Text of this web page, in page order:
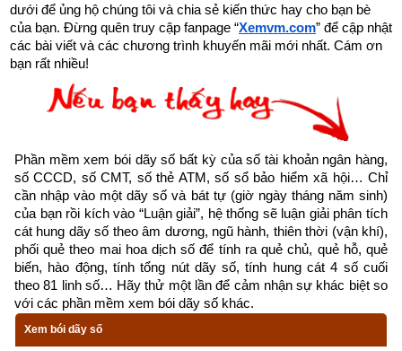
Kinh dịch là gì? Nguồn gốc kinh dịch
Kinh Dịch là một bộ thiên cổ kì thư. Đa số cho rằng Kinh Dịch
chỉ để xem bói hay đoán biết vận mệnh của ai đó là hiểu biết
rất sơ khai và nông cạn. Vậy Kinh Dịch là gì ?
“Kinh” có thể hiểu là lời dạy bảo của Thần Phật, Thánh
nhân, để điểm hóa cho con người. Ví dụ: Kinh Phật,
Kinh Thánh, Đạo Đức Kinh,…
“Dịch” là biểu thị cho quá trình phát triển của mọi sinh
mệnh, vạn sự, vạn vật từ lúc khởi nguyên cho đến lúc
kết thúc; tuần hoàn theo một quy luật cái mà Lão Tử gọi
là Đạo, Phật gọi là Pháp.
dưới để ủng hộ chúng tôi và chia sẻ kiến thức hay cho bạn bè
của bạn. Đừng quên truy cập fanpage “Xemvm.com” để cập nhật
các bài viết và các chương trình khuyến mãi mới nhất. Cám ơn
bạn rất nhiều!
Phần mềm xem bói dãy số bất kỳ của số tài khoản ngân hàng,
số CCCD, số CMT, số thẻ ATM, số sổ bảo hiểm xã hội… Chỉ
cần nhập vào một dãy số và bát tự (giờ ngày tháng năm sinh)
của bạn rồi kích vào “Luận giải”, hệ thống sẽ luận giải phân tích
cát hung dãy số theo âm dương, ngũ hành, thiên thời (vận khí),
phối quẻ theo mai hoa dịch số để tính ra quẻ chủ, quẻ hỗ, quẻ
biến, hào động, tính tổng nút dãy số, tính hung cát 4 số cuối
theo 81 linh số… Hãy thử một lần để cảm nhận sự khác biệt so
với các phần mềm xem bói dãy số khác.
Xem bói dãy số